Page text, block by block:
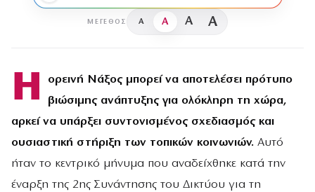
ΜΈΓΕΘΟΣ A A A A
Η
ορεινή Νάξος μπορεί να αποτελέσει πρότυπο
βιώσιμης ανάπτυξης για ολόκληρη τη χώρα,
αρκεί να υπάρξει συντονισμένος σχεδιασμός και
ουσιαστική στήριξη των τοπικών κοινωνιών. Αυτό
ήταν το κεντρικό μήνυμα που αναδείχθηκε κατά την
έναρξη της 2ης Συνάντησης του Δικτύου για τη